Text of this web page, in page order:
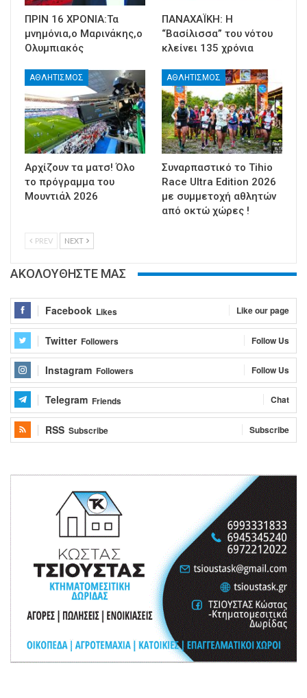
ΠΡΙΝ 16 ΧΡΟΝΙΑ:Τα
μνημόνια,ο Μαρινάκης,ο
Ολυμπιακός
ΠΑΝΑΧΑΪΚΗ: Η
“Βασίλισσα” του νότου
κλείνει 135 χρόνια
ΑΘΛΗΤΙΣΜΟΣ
Αρχίζουν τα ματσ! Όλο
το πρόγραμμα του
Μουντιάλ 2026
ΑΘΛΗΤΙΣΜΟΣ
Συναρπαστικό το Tihio
Race Ultra Edition 2026
με συμμετοχή αθλητών
από οκτώ χώρες !
PREV NEXT
ΑΚΟΛΟΥΘΗΣΤΕ ΜΑΣ
Facebook Likes Like our page
Twitter Followers Follow Us
Instagram Followers Follow Us
Telegram Friends Chat
RSS Subscribe Subscribe